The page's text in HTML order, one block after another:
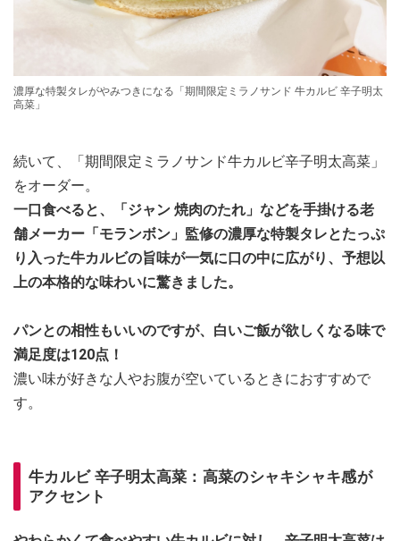
濃厚な特製タレがやみつきになる「期間限定ミラノサンド 牛カルビ 辛子明太
高菜」
続いて、「期間限定ミラノサンド牛カルビ辛子明太高菜」
をオーダー。
一口食べると、「ジャン 焼肉のたれ」などを手掛ける老
舗メーカー「モランボン」監修の濃厚な特製タレとたっぷ
り入った牛カルビの旨味が一気に口の中に広がり、予想以
上の本格的な味わいに驚きました。
パンとの相性もいいのですが、白いご飯が欲しくなる味で
満足度は120点！
濃い味が好きな人やお腹が空いているときにおすすめで
す。
牛カルビ 辛子明太高菜：高菜のシャキシャキ感が
アクセント